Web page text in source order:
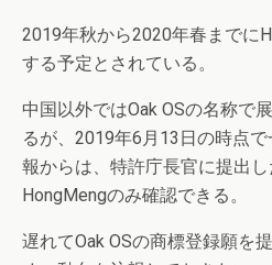
2019年秋から2020年春までに
する予定とされている。
中国以外ではOak OSの名称で
るが、2019年6月13日の時点
報からは、特許庁長官に提出
HongMengのみ確認できる。
遅れてOak OSの商標登録願を